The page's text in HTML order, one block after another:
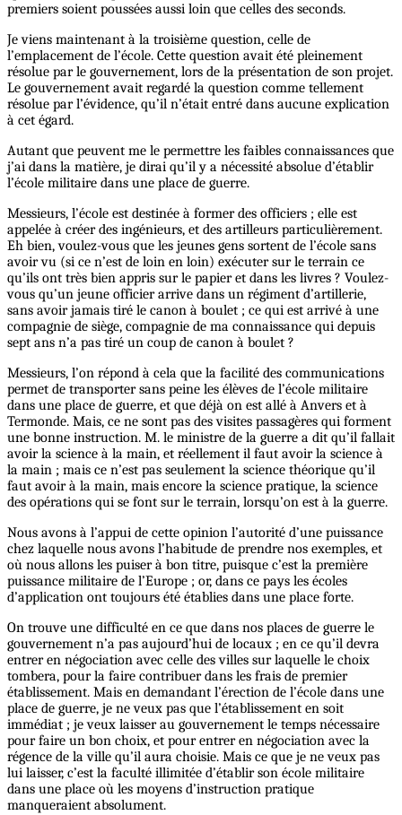
premiers soient poussées aussi loin que celles des seconds.
Je viens maintenant à la troisième question, celle de
l’emplacement de l’école. Cette question avait été pleinement
résolue par le gouvernement, lors de la présentation de son projet.
Le gouvernement avait regardé la question comme tellement
résolue par l’évidence, qu’il n’était entré dans aucune explication
à cet égard.
Autant que peuvent me le permettre les faibles connaissances que
j’ai dans la matière, je dirai qu’il y a nécessité absolue d’établir
l’école militaire dans une place de guerre.
Messieurs, l’école est destinée à former des officiers ; elle est
appelée à créer des ingénieurs, et des artilleurs particulièrement.
Eh bien, voulez-vous que les jeunes gens sortent de l’école sans
avoir vu (si ce n’est de loin en loin) exécuter sur le terrain ce
qu’ils ont très bien appris sur le papier et dans les livres ? Voulez-
vous qu’un jeune officier arrive dans un régiment d’artillerie,
sans avoir jamais tiré le canon à boulet ; ce qui est arrivé à une
compagnie de siège, compagnie de ma connaissance qui depuis
sept ans n’a pas tiré un coup de canon à boulet ?
Messieurs, l’on répond à cela que la facilité des communications
permet de transporter sans peine les élèves de l’école militaire
dans une place de guerre, et que déjà on est allé à Anvers et à
Termonde. Mais, ce ne sont pas des visites passagères qui forment
une bonne instruction. M. le ministre de la guerre a dit qu’il fallait
avoir la science à la main, et réellement il faut avoir la science à
la main ; mais ce n’est pas seulement la science théorique qu’il
faut avoir à la main, mais encore la science pratique, la science
des opérations qui se font sur le terrain, lorsqu’on est à la guerre.
Nous avons à l’appui de cette opinion l’autorité d’une puissance
chez laquelle nous avons l’habitude de prendre nos exemples, et
où nous allons les puiser à bon titre, puisque c’est la première
puissance militaire de l’Europe ; or, dans ce pays les écoles
d’application ont toujours été établies dans une place forte.
On trouve une difficulté en ce que dans nos places de guerre le
gouvernement n’a pas aujourd’hui de locaux ; en ce qu’il devra
entrer en négociation avec celle des villes sur laquelle le choix
tombera, pour la faire contribuer dans les frais de premier
établissement. Mais en demandant l’érection de l’école dans une
place de guerre, je ne veux pas que l’établissement en soit
immédiat ; je veux laisser au gouvernement le temps nécessaire
pour faire un bon choix, et pour entrer en négociation avec la
régence de la ville qu’il aura choisie. Mais ce que je ne veux pas
lui laisser, c’est la faculté illimitée d’établir son école militaire
dans une place où les moyens d’instruction pratique
manqueraient absolument.